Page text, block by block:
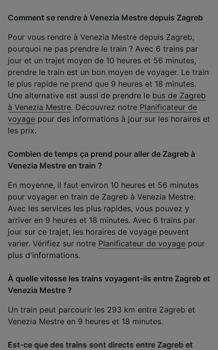
Comment se rendre à Venezia Mestre depuis Zagreb
Pour vous rendre à Venezia Mestre depuis Zagreb,
pourquoi ne pas prendre le train ? Avec 6 trains par
jour et un trajet moyen de 10 heures et 56 minutes,
prendre le train est un bon moyen de voyager. Le train
le plus rapide ne prend que 9 heures et 18 minutes.
Une alternative est aussi de prendre le bus de Zagreb
à Venezia Mestre. Découvrez notre Planificateur de
voyage pour des informations à jour sur les horaires et
les prix.
Combien de temps ça prend pour aller de Zagreb à
Venezia Mestre en train ?
En moyenne, il faut environ 10 heures et 56 minutes
pour voyager en train de Zagreb à Venezia Mestre.
Avec les services les plus rapides, vous pouvez y
arriver en 9 heures et 18 minutes. Avec 6 trains par
jour sur ce trajet, les horaires de voyage peuvent
varier. Vérifiez sur notre Planificateur de voyage pour
plus d'informations.
À quelle vitesse les trains voyagent-ils entre Zagreb et
Venezia Mestre ?
Un train peut parcourir les 293 km entre Zagreb et
Venezia Mestre en 9 heures et 18 minutes.
Est-ce que des trains sont directs entre Zagreb et